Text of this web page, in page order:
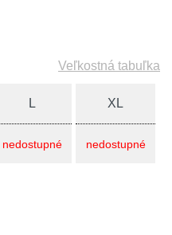
Veľkostná tabuľka
L
nedostupné
XL
nedostupné